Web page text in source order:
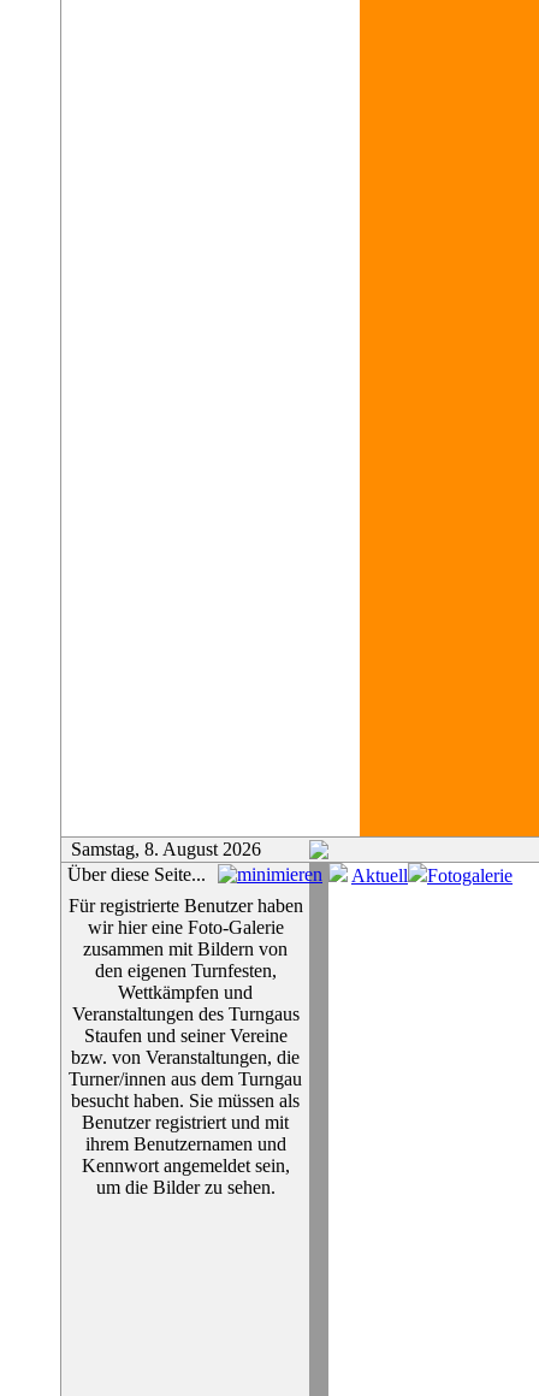
Samstag, 8. August 2026
Über diese Seite...
Für registrierte Benutzer haben
wir hier eine Foto-Galerie
zusammen mit Bildern von
den eigenen Turnfesten,
Wettkämpfen und
Veranstaltungen des Turngaus
Staufen und seiner Vereine
bzw. von Veranstaltungen, die
Turner/innen aus dem Turngau
besucht haben. Sie müssen als
Benutzer registriert und mit
ihrem Benutzernamen und
Kennwort angemeldet sein,
um die Bilder zu sehen.
Aktuell Fotogalerie